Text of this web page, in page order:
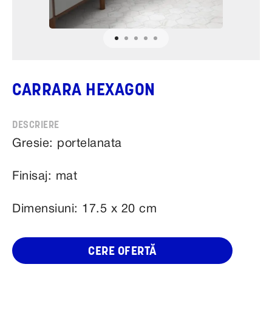
CARRARA HEXAGON
Gresie: portelanata
Finisaj: mat
Dimensiuni: 17.5 x 20 cm
CERE OFERTĂ